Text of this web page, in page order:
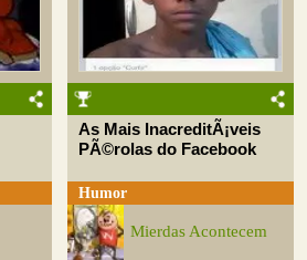
As Mais InacreditÃ¡veis
PÃ©rolas do Facebook
Humor
Mierdas Acontecem